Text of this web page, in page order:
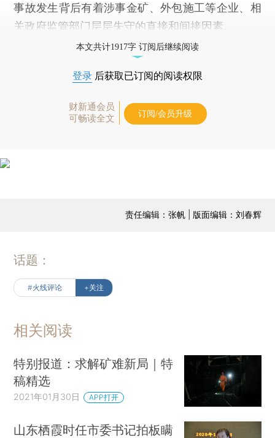
事故发生背后有着涉事金矿、外包施工等企业、相
关政府监管部门层层失守的直接和间接因素。
本文共计1917字 订阅后继续阅读
登录 后获取已订阅的阅读权限
财新通会员
可畅读全文
订阅/会员升级
责任编辑：张帆 | 版面编辑：刘春辉
话题：
#火线评论 +关注
相关阅读
特别报道：求解矿难新局｜特
稿精选
2021年01月30日 APP打开
山东栖霞时任市委书记拍板瞒